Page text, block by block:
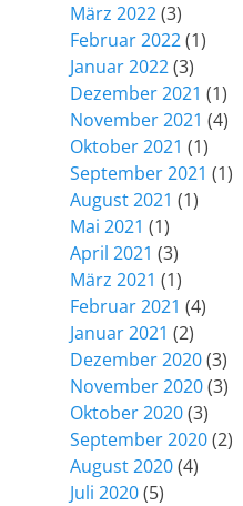
März 2022(3)
Februar 2022(1)
Januar 2022(3)
Dezember 2021 (1)
November 2021 (4)
Oktober 2021 (1)
September 2021 (1)
August 2021 (1)
Mai 2021 (1)
April 2021 (3)
März 2021 (1)
Februar 2021 (4)
Januar 2021 (2)
Dezember 2020(3)
November 2020(3)
Oktober 2020(3)
September 2020(2)
August 2020(4)
Juli 2020(5)